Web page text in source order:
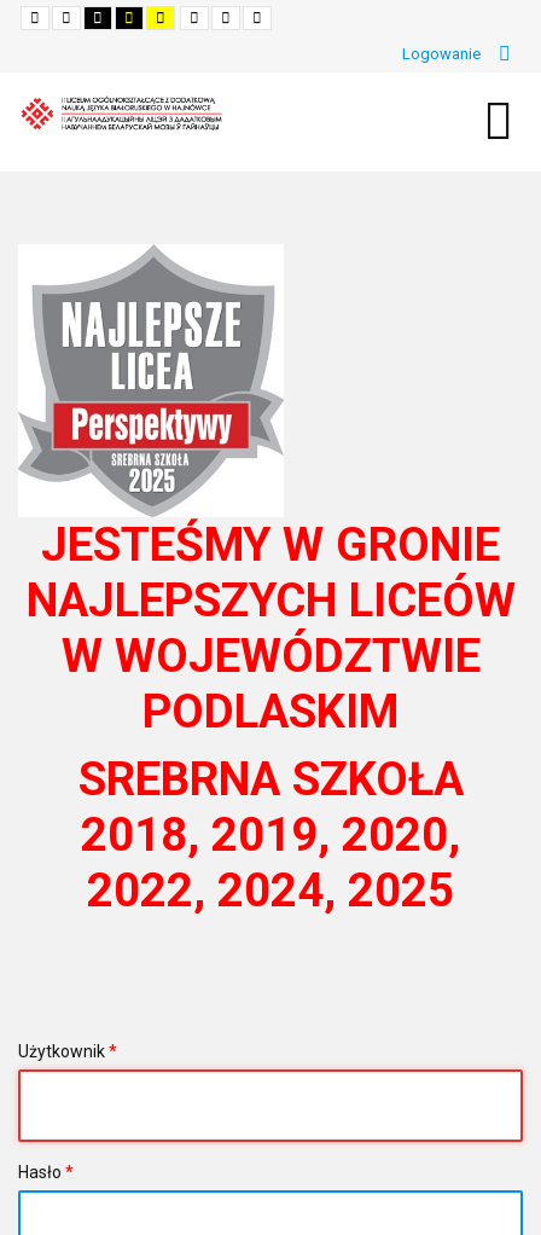
Default
mode
Night
mode
High
Contrast
High
Contrast
High
ContrastSmallerDefaultLarger
Logowanie
JESTEŚMY W GRONIE
NAJLEPSZYCH LICEÓW
W WOJEWÓDZTWIE
PODLASKIM
SREBRNA SZKOŁA
2018, 2019, 2020,
2022, 2024, 2025
Użytkownik*
Hasło *